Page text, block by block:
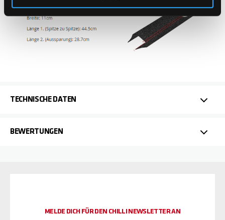
TECHNISCHE DATEN
BEWERTUNGEN
MELDE DICH FÜR DEN CHILLI NEWSLETTER AN